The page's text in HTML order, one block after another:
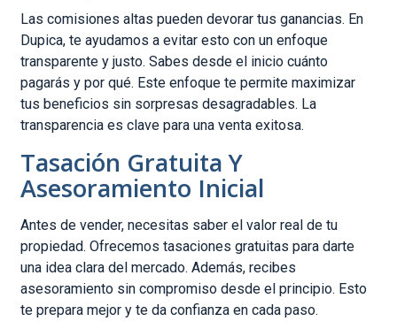
Las comisiones altas pueden devorar tus ganancias. En
Dupica, te ayudamos a evitar esto con un enfoque
transparente y justo. Sabes desde el inicio cuánto
pagarás y por qué. Este enfoque te permite maximizar
tus beneficios sin sorpresas desagradables. La
transparencia es clave para una venta exitosa.
Tasación Gratuita Y
Asesoramiento Inicial
Antes de vender, necesitas saber el valor real de tu
propiedad. Ofrecemos tasaciones gratuitas para darte
una idea clara del mercado. Además, recibes
asesoramiento sin compromiso desde el principio. Esto
te prepara mejor y te da confianza en cada paso.